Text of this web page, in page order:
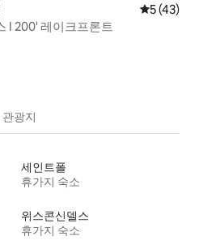
평점 5점
5 (43)
I 200' 레이크프론트
광지
세인트폴
휴가지 숙소
위스콘신델스
휴가지 숙소